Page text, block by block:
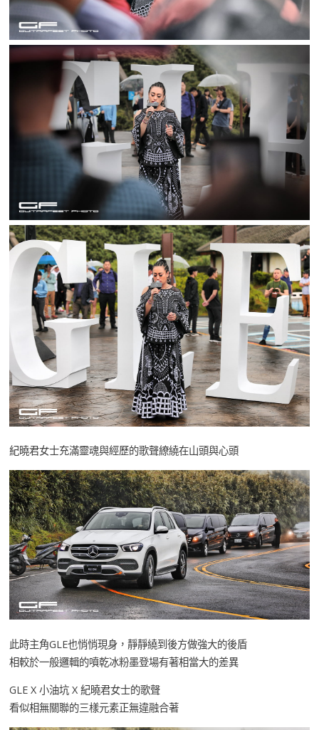
紀曉君女士充滿靈魂與經歷的歌聲繚繞在山頭與心頭
此時主角GLE也悄悄現身，靜靜繞到後方做強大的後盾
相較於一般邏輯的噴乾冰粉墨登場有著相當大的差異
GLE X 小油坑 X 紀曉君女士的歌聲
看似相無關聯的三樣元素正無違融合著